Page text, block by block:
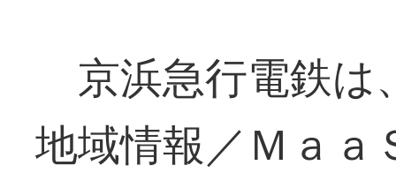
京浜急行電鉄は
地域情報／Ｍａａ